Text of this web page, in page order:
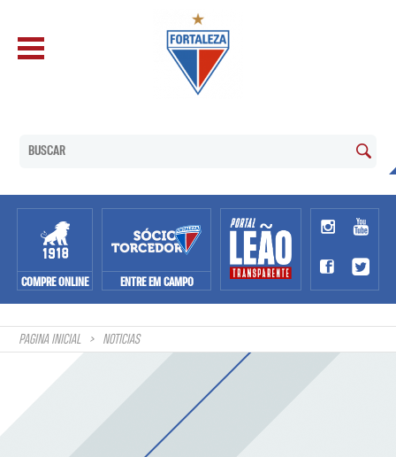
COMPRE ONLINE ENTRE EM CAMPO
PAGINA INICIAL NOTÍCIAS